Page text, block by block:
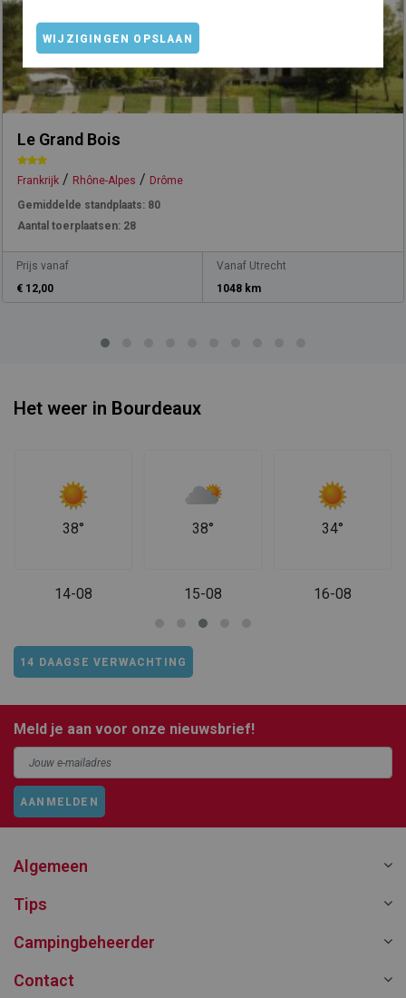
WIJZIGINGEN OPSLAAN
Le Grand Bois
Frankrijk / Rhône-Alpes / Drôme
Gemiddelde standplaats: 80
Aantal toerplaatsen: 28
Prijs vanaf
€ 12,00
Vanaf Utrecht
1048 km
Het weer in Bourdeaux
38°
14-08
38°
15-08
34°
16-08
14 DAAGSE VERWACHTING
Meld je aan voor onze nieuwsbrief!
AANMELDEN
Algemeen
Tips
Campingbeheerder
Contact